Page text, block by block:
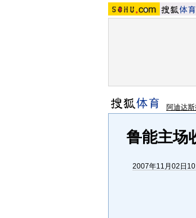
阿迪达
鲁能主场
2007年11月02日